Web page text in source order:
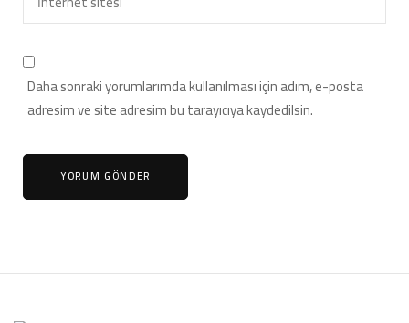
Daha sonraki yorumlarımda kullanılması için adım, e-posta
adresim ve site adresim bu tarayıcıya kaydedilsin.